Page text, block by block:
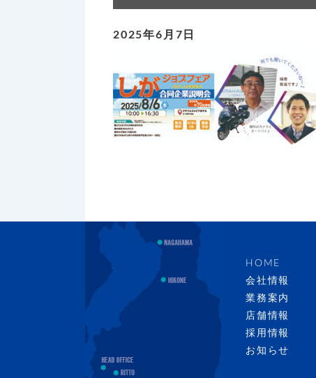
2025年6月7日
HOME
会社情報
業務案内
店舗情報
採用情報
お知らせ